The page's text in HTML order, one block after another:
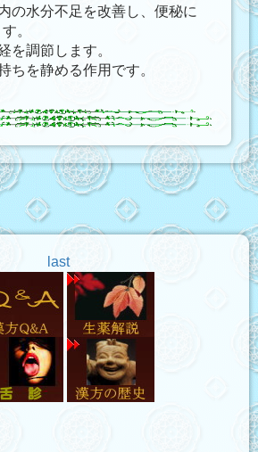
の水分不足を改善し、便秘に
。
を調節します。
ちを静める作用です。
last